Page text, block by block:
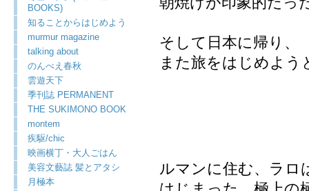
BOOKS)
知ることからはじめよう
murmur magazine
talking about
のんべえ春秋
雲遊天下
季刊誌 PERMANENT
THE SUKIMONO BOOK
montem
疾駆/chic
映画横丁・大人ごはん
美容文藝誌 髪とアタシ
月極本
そして日本に帰り、
また旅をはじめよう
ルマンに住む、ラロ